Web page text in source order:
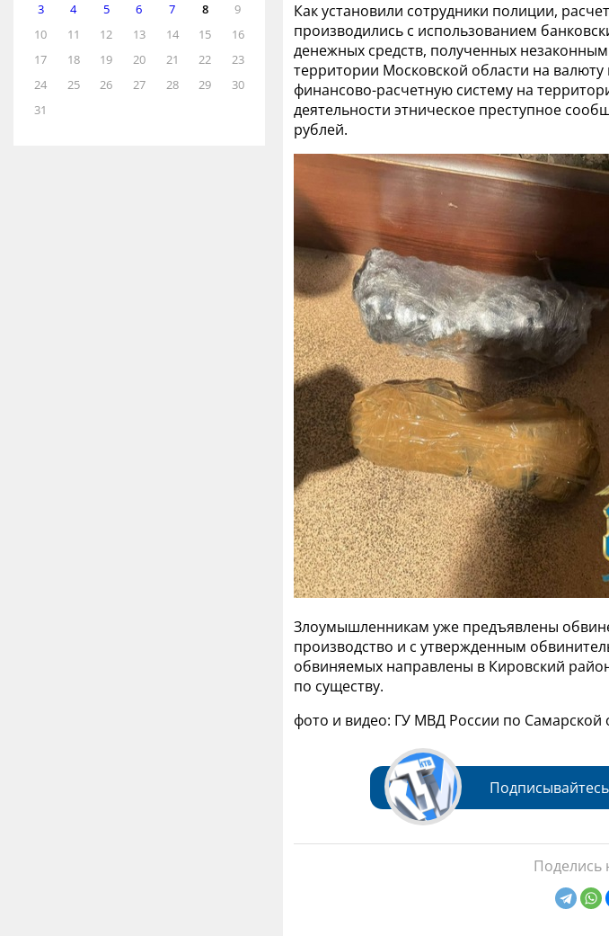
3
4 5 6 7 8
9
10
11 12 13 14 15
16
17
18 19 20 21 22
23
24
25 26 27 28 29
30
31
Как установили сотрудники полиции,
производились с использованием
денежных средств, полученных
территории Московской области на
финансово-расчетную систему на
деятельности этническое преступное
рублей.
Злоумышленникам уже предъявлены
производство и с утвержденным
обвиняемых направлены в Кировский
по существу.
фото и видео: ГУ МВД России по Самарской
Поделись